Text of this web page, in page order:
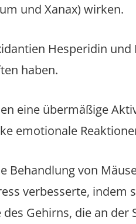
und Xanax) wirken.
Hesperidin
haben.
eine übermäßige
emotionale
Behandlung von
verbesserte, indem
Gehirns, die an